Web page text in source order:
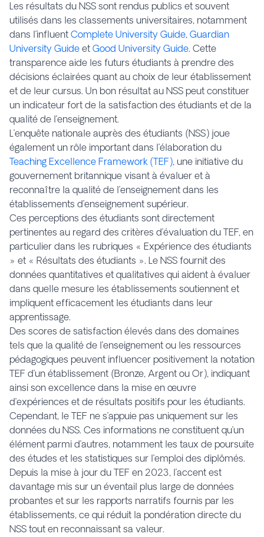
Les résultats du NSS sont rendus publics et souvent
utilisés dans les classements universitaires, notamment
dans l’influent Complete University Guide, Guardian
University Guide et Good University Guide. Cette
transparence aide les futurs étudiants à prendre des
décisions éclairées quant au choix de leur établissement
et de leur cursus. Un bon résultat au NSS peut constituer
un indicateur fort de la satisfaction des étudiants et de la
qualité de l’enseignement.
L’enquête nationale auprès des étudiants (NSS) joue
également un rôle important dans l’élaboration du
Teaching Excellence Framework (TEF), une initiative du
gouvernement britannique visant à évaluer et à
reconnaître la qualité de l’enseignement dans les
établissements d’enseignement supérieur.
Ces perceptions des étudiants sont directement
pertinentes au regard des critères d’évaluation du TEF, en
particulier dans les rubriques « Expérience des étudiants
» et « Résultats des étudiants ». Le NSS fournit des
données quantitatives et qualitatives qui aident à évaluer
dans quelle mesure les établissements soutiennent et
impliquent efficacement les étudiants dans leur
apprentissage.
Des scores de satisfaction élevés dans des domaines
tels que la qualité de l’enseignement ou les ressources
pédagogiques peuvent influencer positivement la notation
TEF d’un établissement (Bronze, Argent ou Or), indiquant
ainsi son excellence dans la mise en œuvre
d’expériences et de résultats positifs pour les étudiants.
Cependant, le TEF ne s’appuie pas uniquement sur les
données du NSS. Ces informations ne constituent qu’un
élément parmi d’autres, notamment les taux de poursuite
des études et les statistiques sur l’emploi des diplômés.
Depuis la mise à jour du TEF en 2023, l’accent est
davantage mis sur un éventail plus large de données
probantes et sur les rapports narratifs fournis par les
établissements, ce qui réduit la pondération directe du
NSS tout en reconnaissant sa valeur.